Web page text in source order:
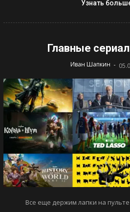
Узнать
Главные
Иван Шапкин -
Все еще держим лапки на